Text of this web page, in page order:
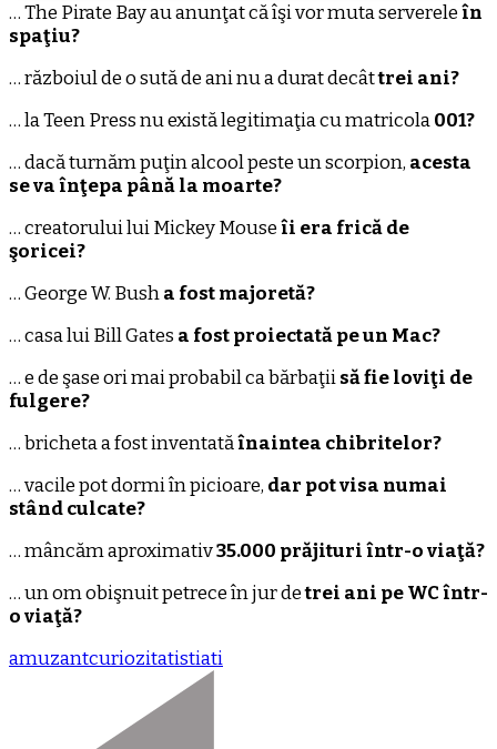
… The Pirate Bay au anunţat că îşi vor muta servereleîn
spaţiu?
… războiul de o sută de ani nu a durat decâttrei ani?
… la Teen Press nu există legitimaţia cu matricola001?
… dacă turnăm puţin alcool peste un scorpion, acesta
se va înţepa până la moarte?
… creatorului lui Mickey Mouseîi era frică de
şoricei?
… George W. Busha fost majoretă?
… casa lui Bill Gates a fost proiectată pe un Mac?
… e de şase ori mai probabil ca bărbaţiisă fie loviţi de
fulgere?
… bricheta a fost inventatăînaintea chibritelor?
… vacile pot dormi în picioare, dar pot visa numai
stând culcate?
… mâncăm aproximativ35.000 prăjituri într-o viaţă?
… un om obişnuit petrece în jur detrei ani pe WC într-
o viaţă?
amuzantcuriozitatistiati